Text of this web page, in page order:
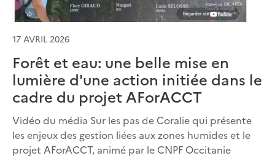
17 AVRIL 2026
Forêt et eau: une belle mise en
lumière d'une action initiée dans le
cadre du projet AForACCT
Vidéo du média Sur les pas de Coralie qui présente
les enjeux des gestion liées aux zones humides et le
projet AForACCT, animé par le CNPF Occitanie